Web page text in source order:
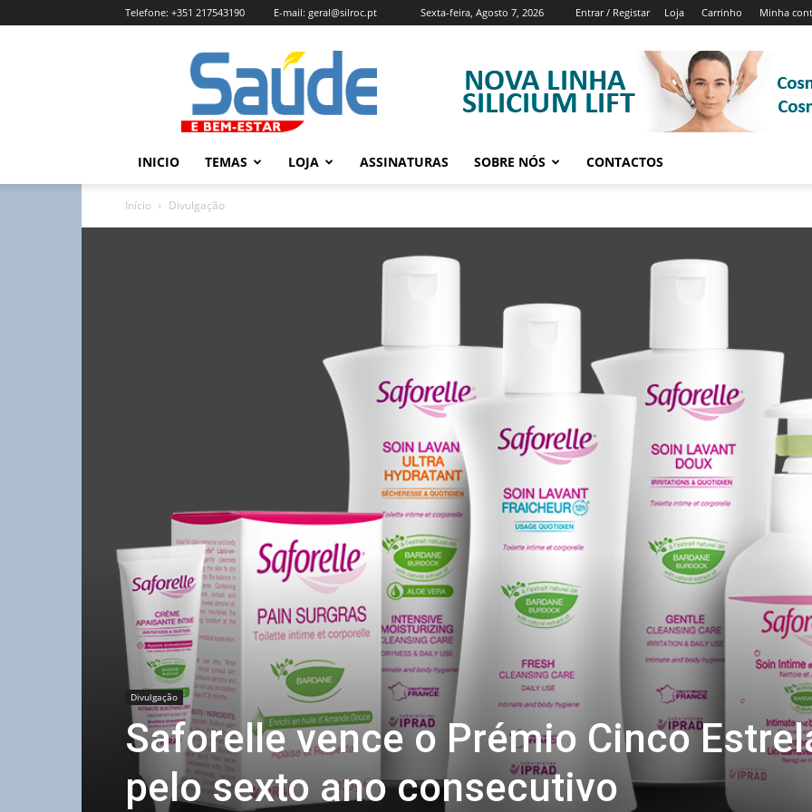
Sexta-feira, Agosto 7, 2026 Entrar / Registar Loja Carrinho Minha
Telefone: +351 217543190 E-mail: geral@silroc.pt
Revista
Saúde
e
Bem
Estar
Edição
INICIO TEMAS LOJA ASSINATURAS SOBRE NÓS CONTACTOS
Início Divulgação
Divulgação
Saforelle vence o Prémio Cinco
pelo sexto ano consecutivo